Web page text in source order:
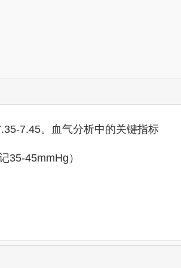
7.45。血气分析中的关键指标
35-45mmHg）